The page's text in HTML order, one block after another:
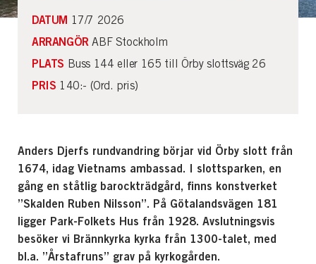
Anders Djerfs rundvandring börjar vid Örby slott från
1674, idag Vietnams ambassad. I slottsparken, en
gång en ståtlig barockträdgård, finns konstverket
”Skalden Ruben Nilsson”. På Götalandsvägen 181
ligger Park-Folkets Hus från 1928. Avslutningsvis
besöker vi Brännkyrka kyrka från 1300-talet, med
bl.a. ”Årstafruns” grav på kyrkogården.
DATUM 17/7 2026
ARRANGÖR ABF Stockholm
PLATS Buss 144 eller 165 till Örby slottsväg 26
PRIS 140:- (Ord. pris)